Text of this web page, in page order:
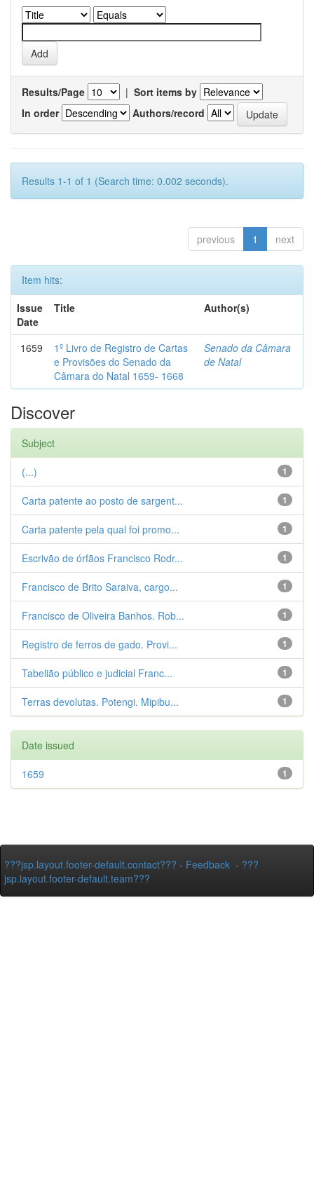
Results/Page | Sort items by
In order
Authors/record
Results 1-1 of 1 (Search time: 0.002 seconds).
previous 1 next
Item hits:
Issue
Date
Title Author(s)
1659
1º Livro de Registro de Cartas
e Provisões do Senado da
Câmara do Natal 1659- 1668
Senado da Câmara
de Natal
Discover
Subject
1
(...)
1
Carta patente ao posto de sargent...
1
Carta patente pela qual foi promo...
1
Escrivão de órfãos Francisco Rodr...
1
Francisco de Brito Saraiva, cargo...
1
Francisco de Oliveira Banhos. Rob...
1
Registro de ferros de gado. Provi...
1
Tabelião público e judicial Franc...
1
Terras devolutas. Potengi. Mipibu...
Date issued
1
1659
???jsp.layout.footer-default.contact??? - Feedback - ???
jsp.layout.footer-default.team???